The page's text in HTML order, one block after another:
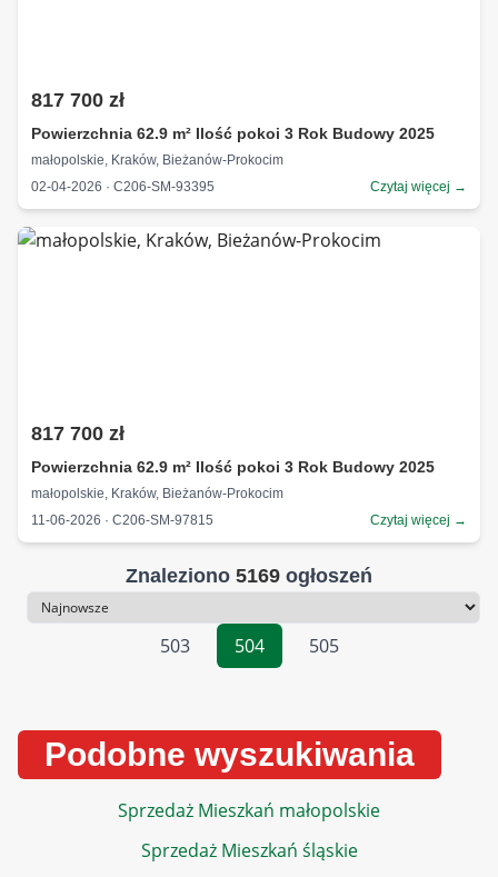
817 700 zł
Powierzchnia 62.9 m² Ilość pokoi 3 Rok Budowy 2025
małopolskie, Kraków, Bieżanów-Prokocim
02-04-2026 · C206-SM-93395
Czytaj więcej →
817 700 zł
Powierzchnia 62.9 m² Ilość pokoi 3 Rok Budowy 2025
małopolskie, Kraków, Bieżanów-Prokocim
11-06-2026 · C206-SM-97815
Czytaj więcej →
Znaleziono 5169 ogłoszeń
Sortowanie
503
504 505
Podobne wyszukiwania
Sprzedaż Mieszkań małopolskie
Sprzedaż Mieszkań śląskie